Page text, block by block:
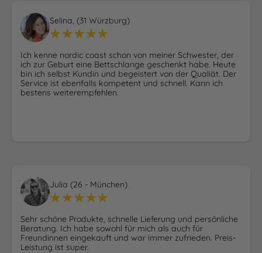
Selina, (31 Würzburg)
Ich kenne nordic coast schon von meiner Schwester, der
ich zur Geburt eine Bettschlange geschenkt habe. Heute
bin ich selbst Kundin und begeistert von der Qualiät. Der
Service ist ebenfalls kompetent und schnell. Kann ich
bestens weiterempfehlen.
Julia (26 - München)
Sehr schöne Produkte, schnelle Lieferung und persönliche
Beratung. Ich habe sowohl für mich als auch für
Freundinnen eingekauft und war immer zufrieden. Preis-
Leistung ist super.